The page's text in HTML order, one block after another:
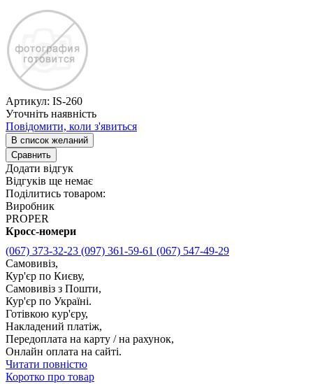
Артикул: IS-260
Уточніть наявність
Повідомити, коли з'явиться
В список желаний
Сравнить
Додати відгук
Відгуків ще немає
Поділитись товаром:
Виробник
PROPER
Кросс-номери
(067) 373-32-23 (097) 361-59-61 (067) 547-49-29
Самовивіз,
Кур'єр по Києву,
Самовивіз з Пошти,
Кур'єр по Україні.
Готівкою кур'єру,
Накладений платіж,
Передоплата на карту / на рахунок,
Онлайн оплата на сайті.
Читати повністю
Коротко про товар